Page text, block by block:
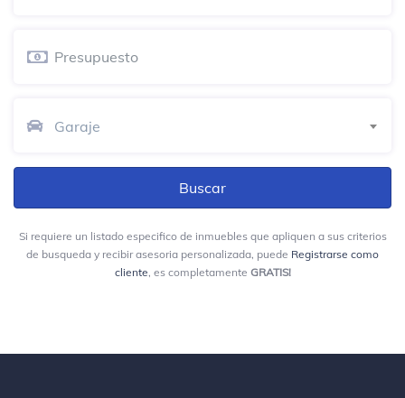
Carrera 91 121-11
Acristalizar Multiaseos
Contratista de moquetas y suelos
Garaje
Si requiere un listado especifico de inmuebles que apliquen a sus criterios
de busqueda y recibir asesoria personalizada, puede Registrarse como
cliente, es completamente GRATIS!